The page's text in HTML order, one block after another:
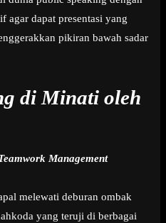
agar dapat presentasi yang
pikiran bawah sadar
di Minati oleh
Management
melewati deburan ombak
yang teruji di berbagai